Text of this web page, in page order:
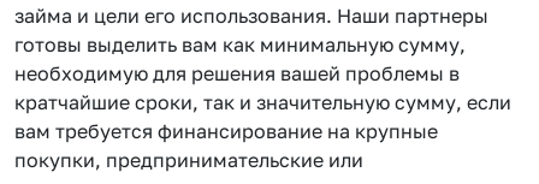
займа и цели его использования. Наши партнеры
готовы выделить вам как минимальную сумму,
необходимую для решения вашей проблемы в
кратчайшие сроки, так и значительную сумму, если
вам требуется финансирование на крупные
покупки, предпринимательские или